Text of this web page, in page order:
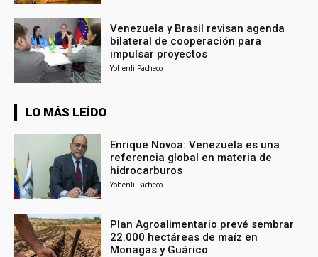
Venezuela y Brasil revisan agenda
bilateral de cooperación para
impulsar proyectos
Yohenli Pacheco
LO MÁS LEÍDO
Enrique Novoa: Venezuela es una
referencia global en materia de
hidrocarburos
Yohenli Pacheco
Plan Agroalimentario prevé sembrar
22.000 hectáreas de maíz en
Monagas y Guárico